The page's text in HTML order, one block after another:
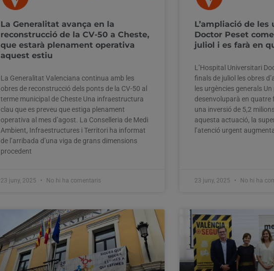
La Generalitat avança en la
reconstrucció de la CV-50 a Cheste,
que estarà plenament operativa
aquest estiu
La Generalitat Valenciana continua amb les
obres de reconstrucció dels ponts de la CV-50 al
terme municipal de Cheste Una infraestructura
clau que es preveu que estiga plenament
operativa al mes d’agost. La Conselleria de Medi
Ambient, Infraestructures i Territori ha informat
de l’arribada d’una viga de grans dimensions
procedent
23 juny, 2025 No hi ha comentaris
L’ampliació de les
Doctor Peset
juliol i es farà en
L’Hospital Universitari
finals de juliol les obres
les urgències generals
desenvoluparà en quatre
una inversió de 5,2
aquesta actuació, la
l’atenció urgent
23 juny, 2025 No hi ha